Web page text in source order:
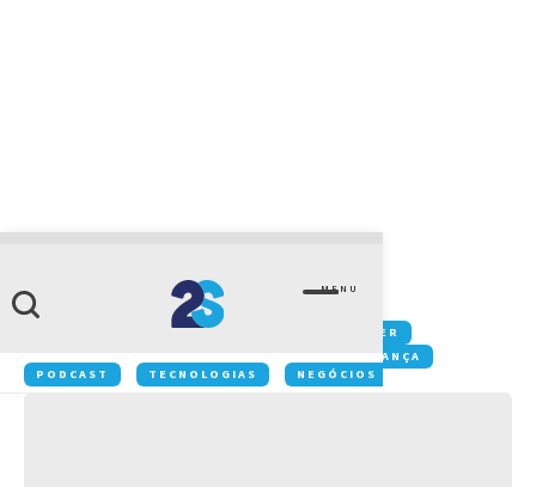
MENU
PODCAST TECNOLOGIAS NEGÓCIOS INOVAÇÃO
Tecnologia
COLABORAÇÃO
DATACENTER
SEGURANÇA